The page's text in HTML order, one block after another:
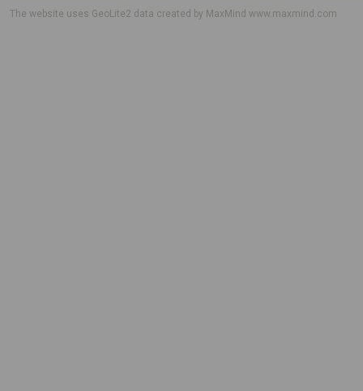
The website uses GeoLite2 data created by MaxMindwww.maxmind.com